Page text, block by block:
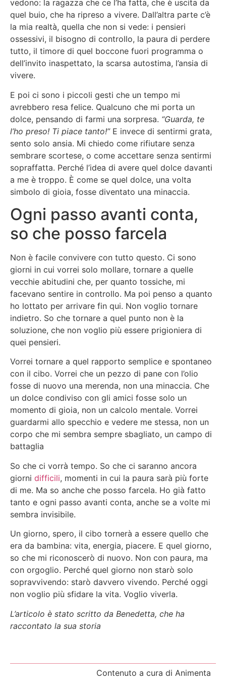
vedono: la ragazza che ce l’ha fatta, che è uscita da
quel buio, che ha ripreso a vivere. Dall’altra parte c’è
la mia realtà, quella che non si vede: i pensieri
ossessivi, il bisogno di controllo, la paura di perdere
tutto, il timore di quel boccone fuori programma o
dell’invito inaspettato, la scarsa autostima, l’ansia di
vivere.
E poi ci sono i piccoli gesti che un tempo mi
avrebbero resa felice. Qualcuno che mi porta un
dolce, pensando di farmi una sorpresa. “Guarda, te
l’ho preso! Ti piace tanto!”E invece di sentirmi grata,
sento solo ansia. Mi chiedo come rifiutare senza
sembrare scortese, o come accettare senza sentirmi
sopraffatta. Perché l’idea di avere quel dolce davanti
a me è troppo. È come se quel dolce, una volta
simbolo di gioia, fosse diventato una minaccia.
Ogni passo avanti conta,
so che posso farcela
Non è facile convivere con tutto questo. Ci sono
giorni in cui vorrei solo mollare, tornare a quelle
vecchie abitudini che, per quanto tossiche, mi
facevano sentire in controllo. Ma poi penso a quanto
ho lottato per arrivare fin qui. Non voglio tornare
indietro. So che tornare a quel punto non è la
soluzione, che non voglio più essere prigioniera di
quei pensieri.
Vorrei tornare a quel rapporto semplice e spontaneo
con il cibo. Vorrei che un pezzo di pane con l’olio
fosse di nuovo una merenda, non una minaccia. Che
un dolce condiviso con gli amici fosse solo un
momento di gioia, non un calcolo mentale. Vorrei
guardarmi allo specchio e vedere me stessa, non un
corpo che mi sembra sempre sbagliato, un campo di
battaglia
So che ci vorrà tempo. So che ci saranno ancora
giorni difficili, momenti in cui la paura sarà più forte
di me. Ma so anche che posso farcela. Ho già fatto
tanto e ogni passo avanti conta, anche se a volte mi
sembra invisibile.
Un giorno, spero, il cibo tornerà a essere quello che
era da bambina: vita, energia, piacere. E quel giorno,
so che mi riconoscerò di nuovo. Non con paura, ma
con orgoglio. Perché quel giorno non starò solo
sopravvivendo: starò davvero vivendo. Perché oggi
non voglio più sfidare la vita. Voglio viverla.
L’articolo è stato scritto da Benedetta, che ha
raccontato la sua storia
Contenuto a cura di Animenta